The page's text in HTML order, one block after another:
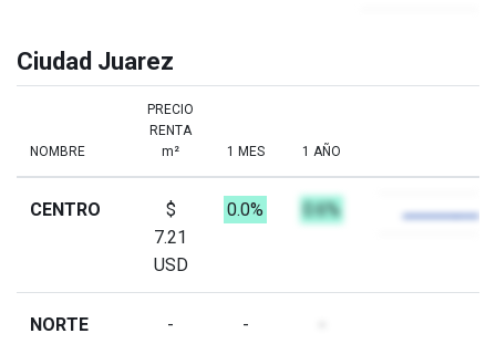
Ciudad Juarez
NOMBRE
PRECIO
RENTA
m²
1 MES 1 AÑO
CENTRO
$
7.21
USD
0.0% 0.6%
NORTE - -